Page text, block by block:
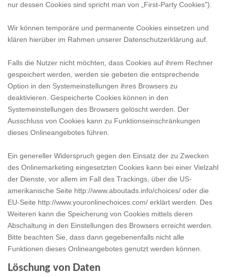
nur dessen Cookies sind spricht man von „First-Party Cookies").
Wir können temporäre und permanente Cookies einsetzen und
klären hierüber im Rahmen unserer Datenschutzerklärung auf.
Falls die Nutzer nicht möchten, dass Cookies auf ihrem Rechner
gespeichert werden, werden sie gebeten die entsprechende
Option in den Systemeinstellungen ihres Browsers zu
deaktivieren. Gespeicherte Cookies können in den
Systemeinstellungen des Browsers gelöscht werden. Der
Ausschluss von Cookies kann zu Funktionseinschränkungen
dieses Onlineangebotes führen.
Ein genereller Widerspruch gegen den Einsatz der zu Zwecken
des Onlinemarketing eingesetzten Cookies kann bei einer Vielzahl
der Dienste, vor allem im Fall des Trackings, über die US-
amerikanische Seite http://www.aboutads.info/choices/ oder die
EU-Seite http://www.youronlinechoices.com/ erklärt werden. Des
Weiteren kann die Speicherung von Cookies mittels deren
Abschaltung in den Einstellungen des Browsers erreicht werden.
Bitte beachten Sie, dass dann gegebenenfalls nicht alle
Funktionen dieses Onlineangebotes genutzt werden können.
Löschung von Daten